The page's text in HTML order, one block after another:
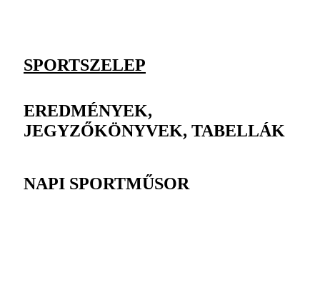
SPORTSZELEP
EREDMÉNYEK,
JEGYZŐKÖNYVEK, TABELLÁK
NAPI SPORTMŰSOR